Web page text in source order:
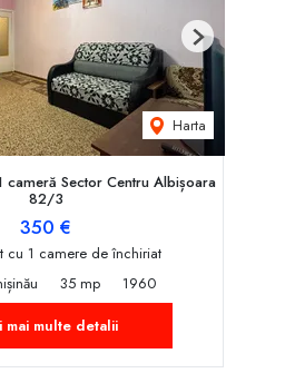
Harta
Next
cameră Sector Centru Albișoara
82/3
350 €
cu 1 camere de închiriat
35 mp
1960
mai multe detalii